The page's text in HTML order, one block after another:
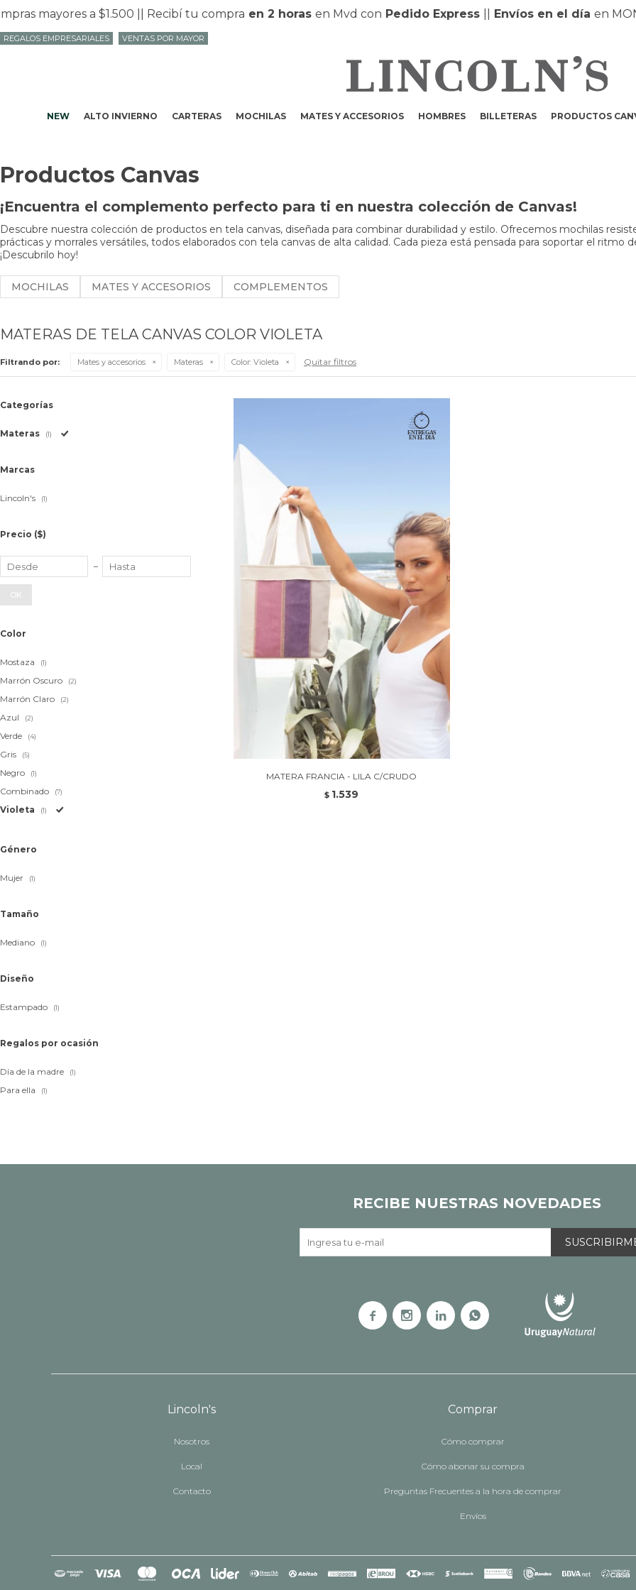
mayores a $1.500 || Recibí tu compraen 2 horasen Mvd conPedido Express||Envíos en el díaen
NEW ALTO INVIERNO CARTERAS MOCHILAS MATES Y ACCESORIOS HOMBRES BILLETERAS PRODUCTOS
REGALOS EMPRESARIALES VENTAS POR MAYOR
Productos Canvas
¡Encuentra el complemento perfecto para ti en nuestra colección de Canvas!
Descubre nuestra colección de productos en tela canvas, diseñada para combinar durabilidad y estilo. Ofrecemos mochilas
prácticas y morrales versátiles, todos elaborados con tela canvas de alta calidad. Cada pieza está pensada para soportar el
¡Descubrilo hoy!
MOCHILAS MATES Y ACCESORIOS COMPLEMENTOS
MATERAS DE TELA CANVAS COLOR VIOLETA
Filtrando por: Mates y accesorios Materas Color: Violeta Quitar filtros
MATERA FRANCIA - LILA C/CRUDO
$ 1.539
Categorías
Materas (1)
Marcas
Lincoln's (1)
Precio ($)
OK
Color
Mostaza (1)
Marrón Oscuro (2)
Marrón Claro (2)
Azul (2)
Verde (4)
Gris (5)
Negro (1)
Combinado (7)
Violeta (1)
Género
Mujer (1)
Tamaño
Mediano (1)
Diseño
Estampado (1)
Regalos por ocasión
Día de la madre (1)
Para ella (1)
Lincoln's
Nosotros
Local
Contacto
Comprar
Cómo comprar
Cómo abonar su compra
Preguntas Frecuentes a la hora de comprar
Envíos
RECIBE NUESTRAS NOVEDADES
   